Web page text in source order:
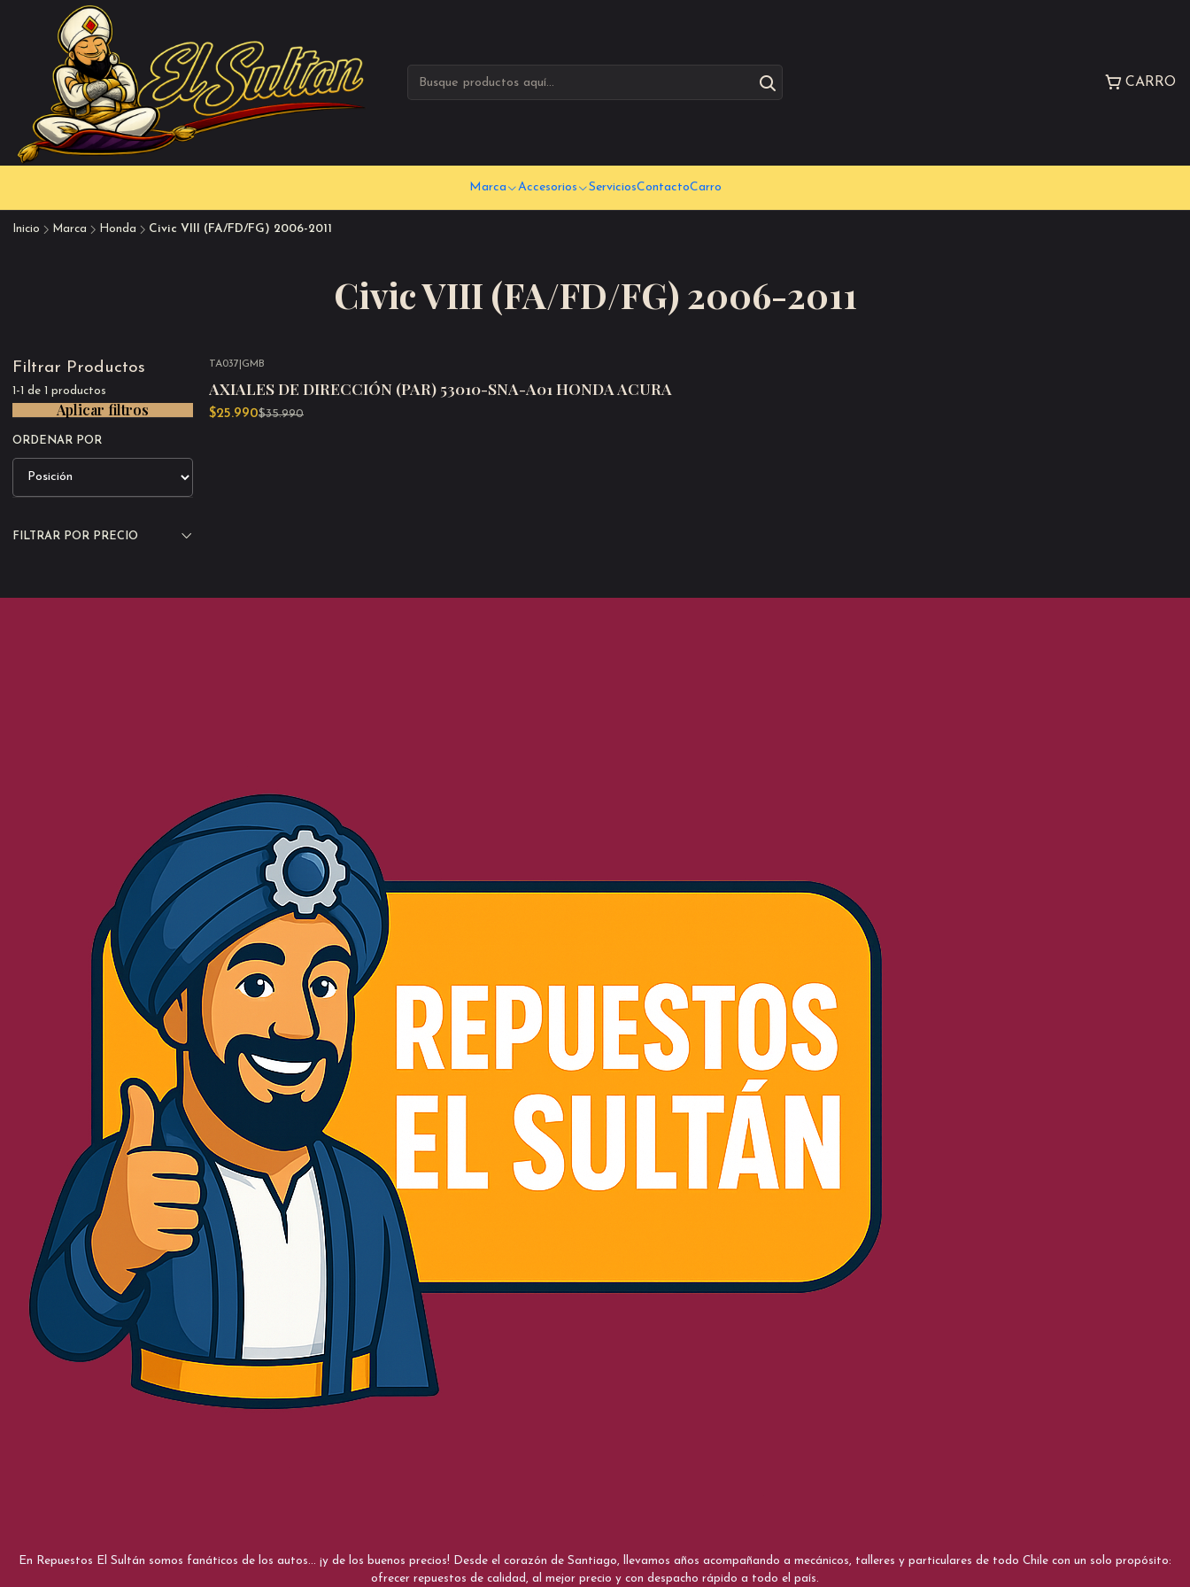
CARRO
Marca Accesorios ServiciosContactoCarro
Inicio Marca Honda Civic VIII (FA/FD/FG) 2006-2011
Civic VIII (FA/FD/FG) 2006-2011
Filtrar Productos
1-1 de 1 productos
Aplicar filtros
ORDENAR POR
FILTRAR POR PRECIO
TA037 GMB
AXIALES DE DIRECCIÓN (PAR) 53010-SNA-A01 HONDA ACURA
$25.990$35.990
En Repuestos El Sultán somos fanáticos de los autos... ¡y de los buenos precios! Desde el corazón de Santiago, llevamos años acompañando a mecánicos, talleres y particulares de todo Chile con un solo propósito:
ofrecer repuestos de calidad, al mejor precio y con despacho rápido a todo el país.